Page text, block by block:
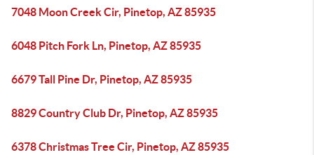
7048 Moon Creek Cir, Pinetop, AZ 85935
6048 Pitch Fork Ln, Pinetop, AZ 85935
6679 Tall Pine Dr, Pinetop, AZ 85935
8829 Country Club Dr, Pinetop, AZ 85935
6378 Christmas Tree Cir, Pinetop, AZ 85935